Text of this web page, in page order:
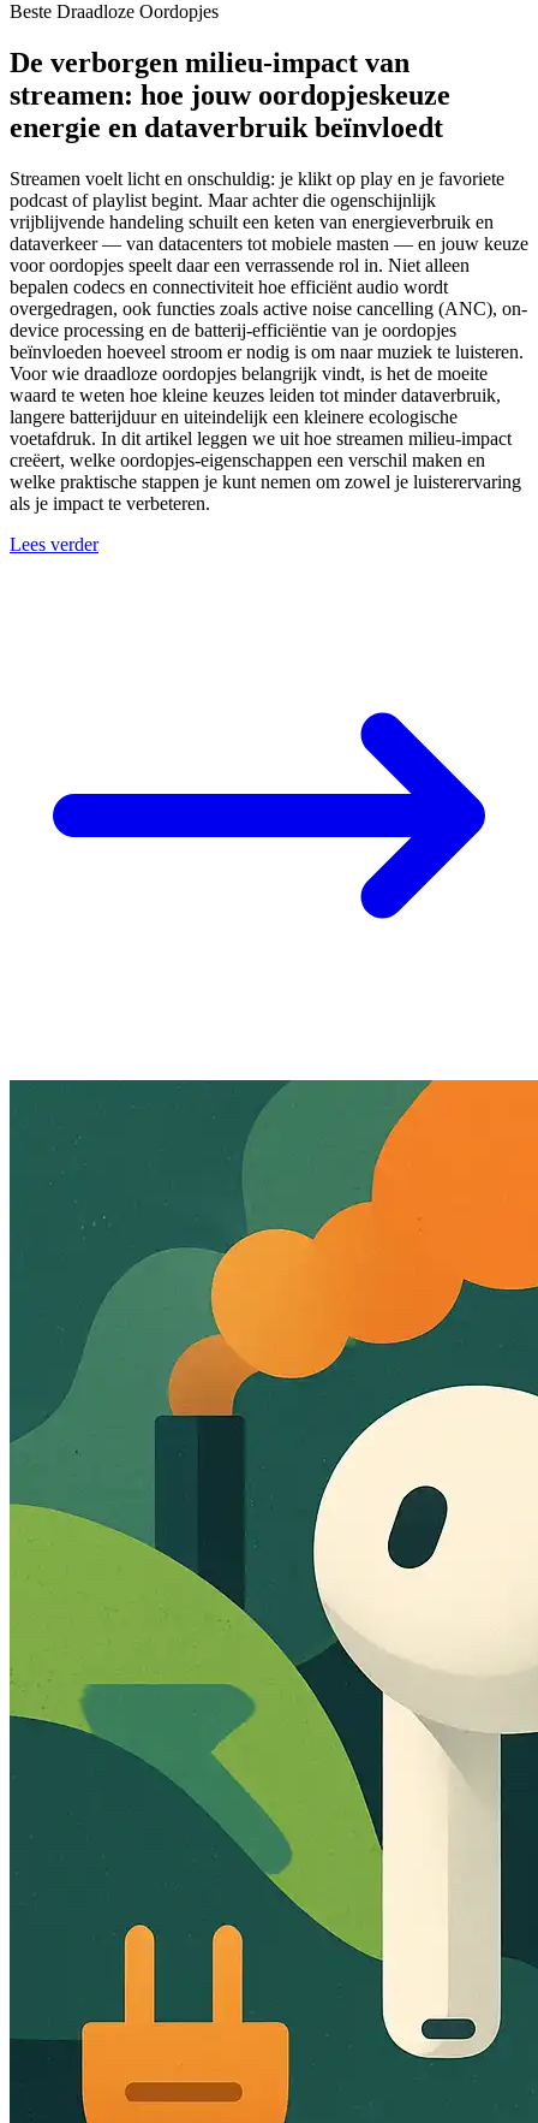
Beste Draadloze Oordopjes
De verborgen milieu-impact van
streamen: hoe jouw oordopjeskeuze
energie en dataverbruik beïnvloedt
Streamen voelt licht en onschuldig: je klikt op play en je favoriete
podcast of playlist begint. Maar achter die ogenschijnlijk
vrijblijvende handeling schuilt een keten van energieverbruik en
dataverkeer — van datacenters tot mobiele masten — en jouw keuze
voor oordopjes speelt daar een verrassende rol in. Niet alleen
bepalen codecs en connectiviteit hoe efficiënt audio wordt
overgedragen, ook functies zoals active noise cancelling (ANC), on-
device processing en de batterij-efficiëntie van je oordopjes
beïnvloeden hoeveel stroom er nodig is om naar muziek te luisteren.
Voor wie draadloze oordopjes belangrijk vindt, is het de moeite
waard te weten hoe kleine keuzes leiden tot minder dataverbruik,
langere batterijduur en uiteindelijk een kleinere ecologische
voetafdruk. In dit artikel leggen we uit hoe streamen milieu-impact
creëert, welke oordopjes-eigenschappen een verschil maken en
welke praktische stappen je kunt nemen om zowel je luisterervaring
als je impact te verbeteren.
Lees verder